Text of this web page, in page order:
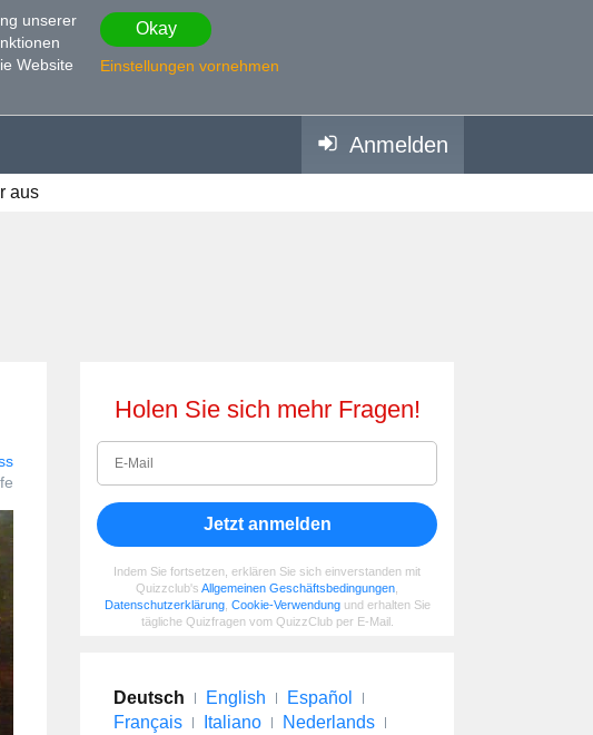
unserer
Website
Okay
Einstellungen vornehmen
Anmelden
aus
Holen Sie sich mehr Fragen!
Jetzt anmelden
Indem Sie fortsetzen, erklären Sie sich einverstanden mit
Quizzclub's Allgemeinen Geschäftsbedingungen
Datenschutzerklärung, Cookie-Verwendungund erhalten Sie
tägliche Quizfragen vom QuizzClub per E-Mail.
Deutsch English
Español
Français
Italiano
Nederlands